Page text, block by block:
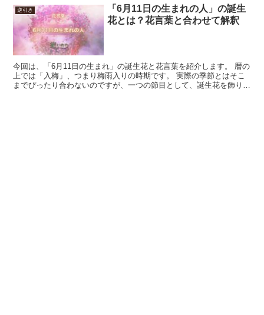
逆引き
「6月11日の生まれの人」の誕生
花とは？花言葉と合わせて解釈
今回は、「6月11日の生まれ」の誕生花と花言葉を紹介します。 暦の
上では「入梅」、つまり梅雨入りの時期です。 実際の季節とはそこ
までぴったり合わないのですが、一つの節目として、誕生花を飾り、